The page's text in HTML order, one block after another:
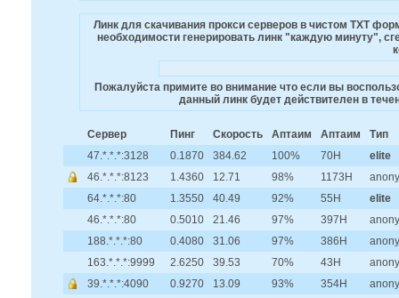
Линк для скачивания прокси серверов в чистом TXT
необходимости генерировать линк "каждую минуту",
Пожалуйста примите во внимание что если вы
данный линк будет действителен в
Сервер Пинг Скорость Аптаим Аптаим
Тип
47.*.*.*:3128
0.1870 384.62 100% 70H
elite
46.*.*.*:8123
1.4360 12.71 98% 1173H
64.*.*.*:80
1.3550 40.49 92% 55H
elite
46.*.*.*:80
0.5010 21.46 97% 397H
188.*.*.*:80
0.4080 31.06 97% 386H
163.*.*.*:9999
2.6250 39.53 70% 43H
39.*.*.*:4090
0.9270 13.09 93% 354H